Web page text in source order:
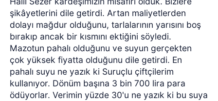
şikâyetlerini dile getirdi. Artan maliyetlerden
dolayı mağdur olduğunu, tarlalarının yarısını boş
bırakıp ancak bir kısmını ektiğini söyledi.
Mazotun pahalı olduğunu ve suyun gerçekten
çok yüksek fiyatta olduğunu dile getirdi. En
pahalı suyu ne yazık ki Suruçlu çiftçilerim
kullanıyor. Dönüm başına 3 bin 700 lira para
ödüyorlar. Verimin yüzde 30'u ne yazık ki bu suya